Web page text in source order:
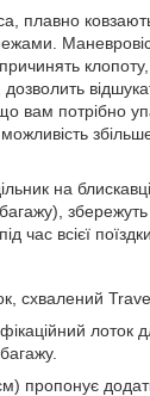
плавно
дозволить
вам потрібно
на
збережуть
час всієї поїздки.
схвалений
лоток
пропонує